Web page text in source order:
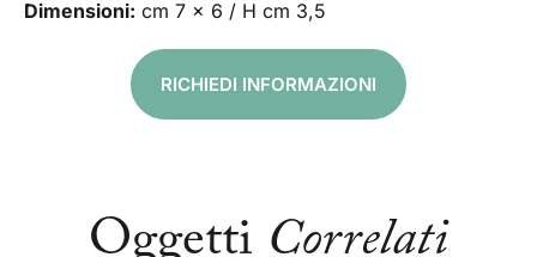
Dimensioni: cm 7 x 6 / H cm 3,5
RICHIEDI INFORMAZIONI
Oggetti Correlati